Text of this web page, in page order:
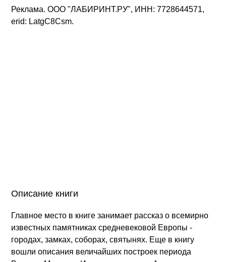
Реклама. ООО "ЛАБИРИНТ.РУ", ИНН: 7728644571,
erid: LatgC8Csm.
Описание книги
Главное место в книге занимает рассказ о всемирно
известных памятниках средневековой Европы -
городах, замках, соборах, святынях. Еще в книгу
вошли описания величайших построек периода